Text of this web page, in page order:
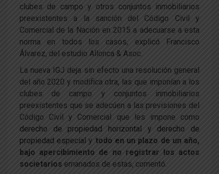
clubes de campo y otros conjuntos inmobiliarios
preexistentes a la sanción del Código Civil y
Comercial de la Nación en 2015 a adecuarse a esta
norma en todos los casos, explicó Francisco
Álvarez, del estudio Allonca & Asoc.
La nueva IGJ deja sin efecto una resolución general
del año 2020 y modifica otra, las que imponían a los
clubes de campo y conjuntos inmobiliarios
preexistentes que se adecúen a las previsiones del
Código Civil y Comercial que les impone como
derecho de propiedad horizontal y derecho de
propiedad especial y todo en un plazo de un año,
bajo apercibimiento de no registrar los actos
societarios emanados de estas, comentó.